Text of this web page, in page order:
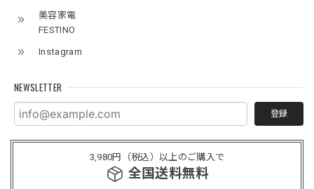
美容家電
FESTINO
Instagram
NEWSLETTER
登録
3,980円（税込）以上のご購入で
全国送料無料